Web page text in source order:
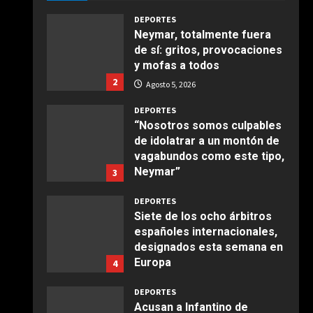
COCINA
Ensalada de espinacas
deliciosa
COCINA
Boquerones fritos en
freidora de aire
COCINA
Buñuelos de alcachofas
2
DEPORTES
Neymar, totalmente fuera
de sí: gritos, provocaciones
y mofas a todos
Agosto 5, 2026
3
DEPORTES
“Nosotros somos culpables
de idolatrar a un montón de
vagabundos como este tipo,
Neymar”
4
DEPORTES
Siete de los ocho árbitros
españoles internacionales,
designados esta semana en
Europa
DEPORTES
Acusan a Infantino de